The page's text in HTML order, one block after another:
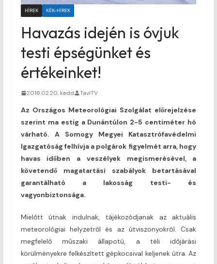
HÍREK KÉK-HÍREK
Havazás idején is óvjuk
testi épségünket és
értékeinket!
2018.02.20. kedd TaviTV
Az Országos Meteorológiai Szolgálat előrejelzése
szerint ma estig a Dunántúlon 2-5 centiméter hó
várható. A Somogy Megyei Katasztrófavédelmi
Igazgatóság felhívja a polgárok figyelmét arra, hogy
havas időben a veszélyek megismerésével, a
követendő magatartási szabályok betartásával
garantálható a lakosság testi- és
vagyonbiztonsága.
Mielőtt útnak indulnak, tájékozódjanak az aktuális
meteorológiai helyzetről és az útviszonyokról. Csak
megfelelő műszaki állapotú, a téli időjárási
körülményekre felkészített gépkocsival keljenek útra. Az